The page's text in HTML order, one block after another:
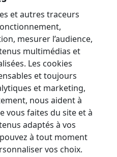
de déterminer la durée
le niveau de
bâtiment qu’il
et
et autres traceurs
mesurer l’audience,
multimédias et
Les cookies
et toujours
et marketing,
nous aident à
vous faites du site et à
adaptés à vos
à tout moment
vos choix.